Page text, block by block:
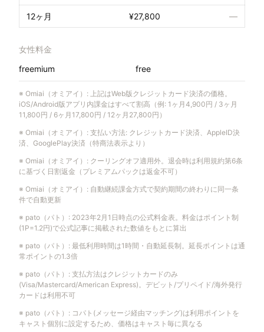
12ヶ月 ¥27,800 —
女性料金
freemium
free
※ Omiai（オミアイ） : 上記はWeb版クレジットカード決済の価格。
iOS/Android版アプリ内課金はすべて割高（例: 1ヶ月4,900円 / 3ヶ月
11,800円 / 6ヶ月17,800円 / 12ヶ月27,800円）
※ Omiai（オミアイ） : 支払い方法: クレジットカード決済、AppleID決
済、GooglePlay決済（特商法表示より）
※ Omiai（オミアイ） : クーリングオフ適用外。退会時は利用規約第6条
に基づく日割返金（プレミアムパックは返金不可）
※ Omiai（オミアイ） : 自動継続課金方式で契約期間の終わりに同一条
件で自動更新
※ pato（パト） : 2023年2月1日時点の公式料金表。料金はポイント制
(1P=1.2円)で公式記事に掲載された数値をもとに算出
※ pato（パト） : 最低利用時間は1時間・自動延長制。延長ポイントは通
常ポイントの1.3倍
※ pato（パト） : 支払方法はクレジットカードのみ
(Visa/Mastercard/American Express)。デビット/プリペイド/海外発行
カードは利用不可
※ pato（パト） : コパト(メッセージ経由マッチング)は利用ポイントを
キャスト個別に設定するため、価格はキャスト毎に異なる